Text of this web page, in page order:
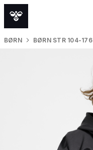
BØRN BØRN STR 104-176